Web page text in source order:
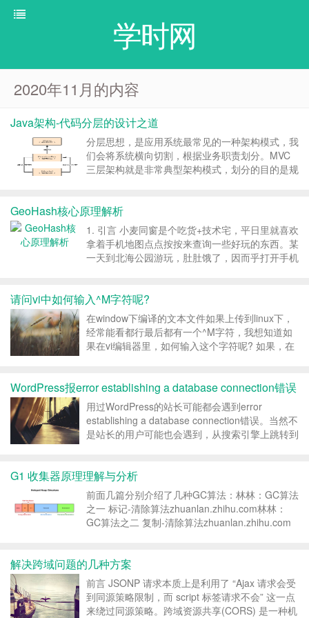
学时网
2020年11月的内容
Java架构-代码分层的设计之道
分层思想，是应用系统最常见的一种架构模式，我
们会将系统横向切割，根据业务职责划分。MVC
三层架构就是非常典型架构模式，划分的目的是规
层、控制层。将页面和业务逻辑分离，...
GeoHash核心原理解析
1. 引言 小麦同窗是个吃货+技术宅，平日里就喜欢
拿着手机地图点点按按来查询一些好玩的东西。某
一天到北海公园游玩，肚肚饿了，因而乎打开手机
根据本身所在位置查询来查询附近餐馆的呢？苦
思...
请问vi中如何输入^M字符呢?
在window下编译的文本文件如果上传到linux下，
经常能看都行最后都有一个^M字符，我想知道如
果在vi编辑器里，如何输入这个字符呢? 如果，在
WordPress报error establishing a database connection错误
用过WordPress的站长可能都会遇到error
establishing a database connection错误。当然不
是站长的用户可能也会遇到，从搜索引擎上跳转到
G1 收集器原理理解与分析
前面几篇分别介绍了几种GC算法：林林：GC算法
之一 标记-清除算法​zhuanlan.zhihu.com林林：
GC算法之二 复制-清除算法​zhuanlan.zhihu.com
解决跨域问题的几种方案
前言 JSONP 请求本质上是利用了 “Ajax 请求会受
到同源策略限制，而 script 标签请求不会” 这一点
来绕过同源策略。跨域资源共享(CORS) 是一种机